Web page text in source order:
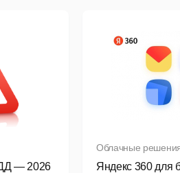
— 2026
Яндекс 360 для
Облачные